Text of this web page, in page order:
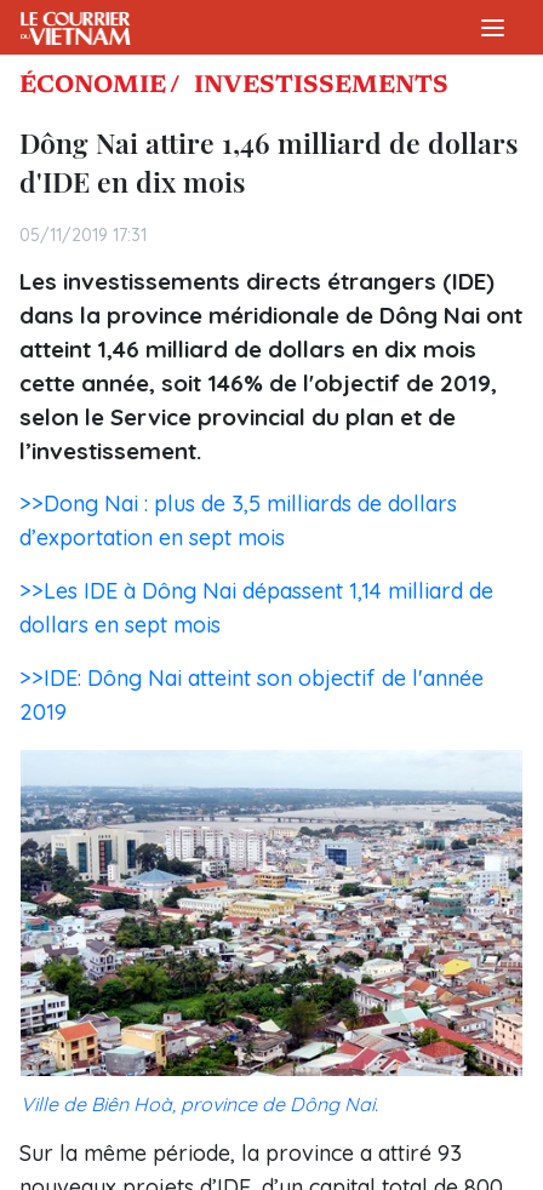
ÉCONOMIE / INVESTISSEMENTS
Dông Nai attire 1,46 milliard de dollars
d'IDE en dix mois
05/11/2019 17:31
Les investissements directs étrangers (IDE)
dans la province méridionale de Dông Nai ont
atteint 1,46 milliard de dollars en dix mois
cette année, soit 146% de l'objectif de 2019,
selon le Service provincial du plan et de
l’investissement.
>>Dong Nai : plus de 3,5 milliards de dollars
d’exportation en sept mois
>>Les IDE à Dông Nai dépassent 1,14 milliard de
dollars en sept mois
>>IDE: Dông Nai atteint son objectif de l'année
2019
Ville de Biên Hoà, province de Dông Nai.
Sur la même période, la province a attiré 93